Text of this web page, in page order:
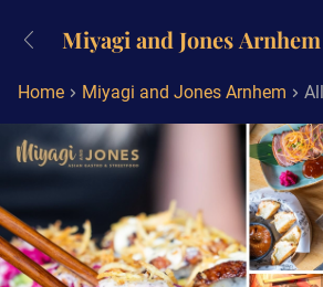
Home Miyagi and Jones Arnhem
Miyagi and Jones Arnhem